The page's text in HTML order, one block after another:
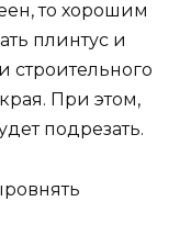
то хорошим
плинтус и
строительного
При этом,
подрезать.